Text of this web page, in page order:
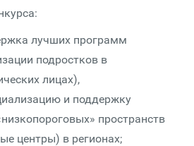
лучших программ
подростков в
лицах),
и поддержку
пространств
центры) в регионах;